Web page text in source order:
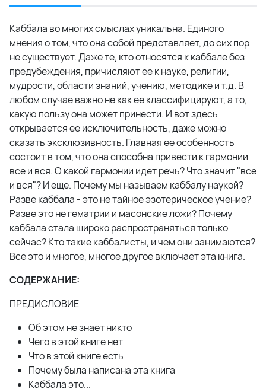
Каббала во многих смыслах уникальна. Единого
мнения о том, что она собой представляет, до сих пор
не существует. Даже те, кто относятся к каббале без
предубеждения, причисляют ее к науке, религии,
мудрости, области знаний, учению, методике и т.д. В
любом случае важно не как ее классифицируют, а то,
какую пользу она может принести. И вот здесь
открывается ее исключительность, даже можно
сказать эксклюзивность. Главная ее особенность
состоит в том, что она способна привести к гармонии
все и вся. О какой гармонии идет речь? Что значит "все
и вся"? И еще. Почему мы называем каббалу наукой?
Разве каббала - это не тайное эзотерическое учение?
Разве это не гематрии и масонские ложи? Почему
каббала стала широко распространяться только
сейчас? Кто такие каббалисты, и чем они занимаются?
Все это и многое, многое другое включает эта книга.
СОДЕРЖАНИЕ:
ПРЕДИСЛОВИЕ
Об этом не знает никто
Чего в этой книге нет
Что в этой книге есть
Почему была написана эта книга
Каббала это...